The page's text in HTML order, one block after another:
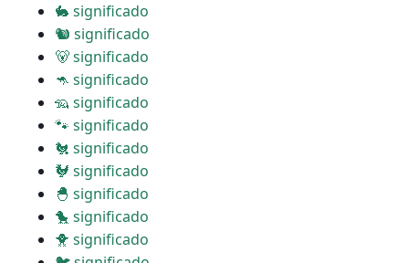
🐇 significado
🐿 significado
🐻 significado
🦘 significado
🦡 significado
🐾 significado
🐔 significado
🐓 significado
🐣 significado
🐤 significado
🐥 significado